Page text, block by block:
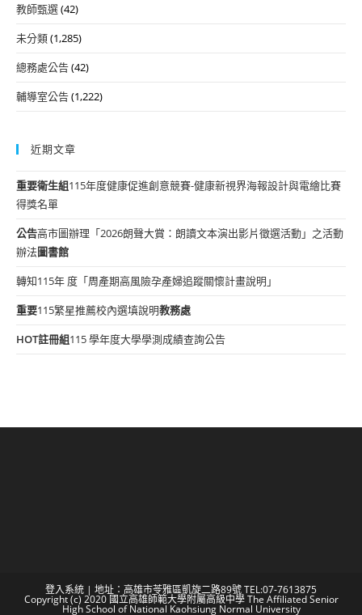
教師甄選(42)
未分類(1,285)
總務處公告(42)
輔導室公告(1,222)
近期文章
重要衛生組115年度健康促進創意競賽-健康新視界海報設計與電繪比賽
得獎名單
公告高市圖辦理「2026朗聲大賞：朗讀文本演出影片徵選活動」之活動
辦法圖書館
轉知115年 度「周產期高風險孕產婦追蹤關懷計畫說明」
重要115繁星推薦校內選填說明教務處
HOT註冊組115 學年度大學學測成績查詢公告
登入系統 | 地址：高雄市苓雅區凱旋二路89號 TEL:07-7613875
Copyright (c) 2020 國立高雄師範大學附屬高級中學 The Affiliated Senior
High School of National Kaohsiung Normal University